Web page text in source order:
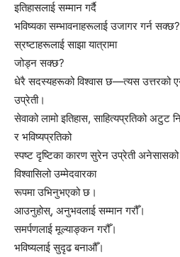
इतिहासलाई सम्मान गर्दै
भविष्यका सम्भावनाहरूलाई उजागर गर्न
स्रष्टाहरूलाई साझा यात्रामा
जोड्न सक्छ?
धेरै सदस्यहरूको विश्वास छ—त्यस उत्तरको
उप्रेती।
सेवाको लामो इतिहास, साहित्यप्रतिको अटुट
र भविष्यप्रतिको
स्पष्ट दृष्टिका कारण सुरेन उप्रेती अनेसासको
विश्वासिलो उम्मेदवारका
रूपमा उभिनुभएको छ।
आउनुहोस्, अनुभवलाई सम्मान गरौँ।
समर्पणलाई मूल्याङ्कन गरौँ।
भविष्यलाई सुदृढ बनाऔँ।